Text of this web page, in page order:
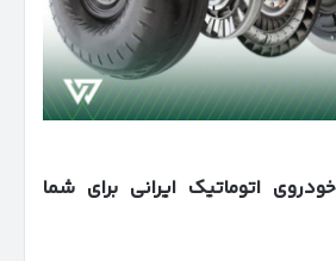
اتوماتیک ایرانی برای شما